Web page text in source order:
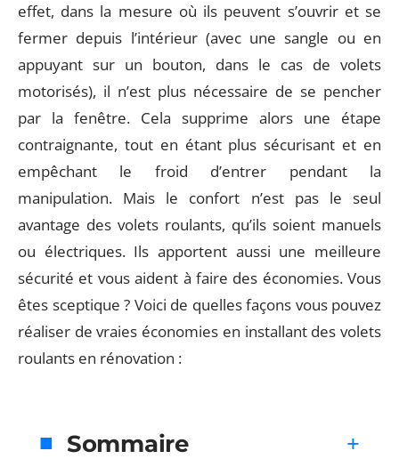
effet, dans la mesure où ils peuvent s’ouvrir et se
fermer depuis l’intérieur (avec une sangle ou en
appuyant sur un bouton, dans le cas de volets
motorisés), il n’est plus nécessaire de se pencher
par la fenêtre. Cela supprime alors une étape
contraignante, tout en étant plus sécurisant et en
empêchant le froid d’entrer pendant la
manipulation. Mais le confort n’est pas le seul
avantage des volets roulants, qu’ils soient manuels
ou électriques. Ils apportent aussi une meilleure
sécurité et vous aident à faire des économies. Vous
êtes sceptique ? Voici de quelles façons vous pouvez
réaliser de vraies économies en installant des volets
roulants en rénovation :
Sommaire